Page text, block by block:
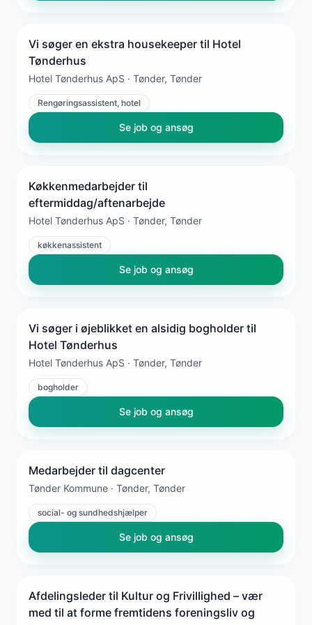
Vi søger en ekstra housekeeper til Hotel
Tønderhus
Hotel Tønderhus ApS · Tønder, Tønder
Rengøringsassistent, hotel
Se job og ansøg
Køkkenmedarbejder til
eftermiddag/aftenarbejde
Hotel Tønderhus ApS · Tønder, Tønder
køkkenassistent
Se job og ansøg
Vi søger i øjeblikket en alsidig bogholder til
Hotel Tønderhus
Hotel Tønderhus ApS · Tønder, Tønder
bogholder
Se job og ansøg
Medarbejder til dagcenter
Tønder Kommune · Tønder, Tønder
social- og sundhedshjælper
Se job og ansøg
Afdelingsleder til Kultur og Frivillighed – vær
med til at forme fremtidens foreningsliv og